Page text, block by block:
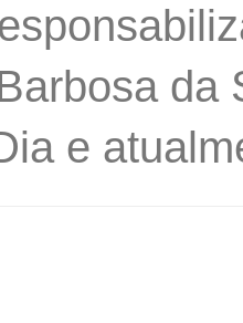
da
e